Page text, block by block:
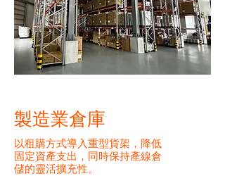
製造業倉庫
以租購方式導入重型貨架，降低
固定資產支出，同時保持產線倉
儲的靈活擴充性。